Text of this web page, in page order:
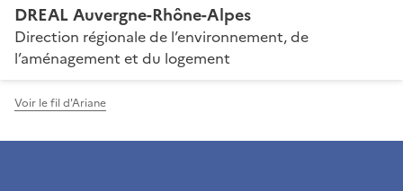
DREAL Auvergne-Rhône-Alpes
Direction régionale de l’environnement, de
l’aménagement et du logement
Voir le fil d'Ariane